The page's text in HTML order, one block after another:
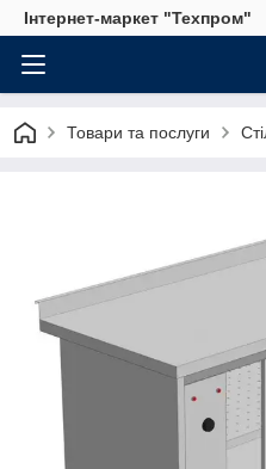
Інтернет-маркет "Техпром"
Товари та послуги